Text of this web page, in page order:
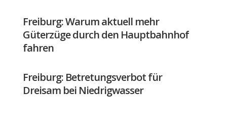
Freiburg: Warum aktuell mehr
Güterzüge durch den Hauptbahnhof
fahren
Freiburg: Betretungsverbot für
Dreisam bei Niedrigwasser